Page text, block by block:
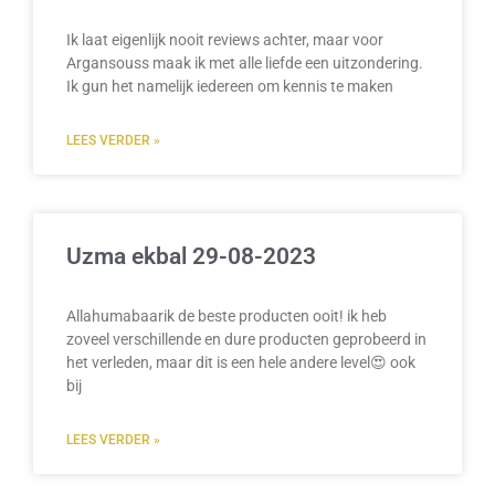
Ik laat eigenlijk nooit reviews achter, maar voor
Argansouss maak ik met alle liefde een uitzondering.
Ik gun het namelijk iedereen om kennis te maken
LEES VERDER »
Uzma ekbal 29-08-2023
Allahumabaarik de beste producten ooit! ik heb
zoveel verschillende en dure producten geprobeerd in
het verleden, maar dit is een hele andere level😍 ook
bij
LEES VERDER »